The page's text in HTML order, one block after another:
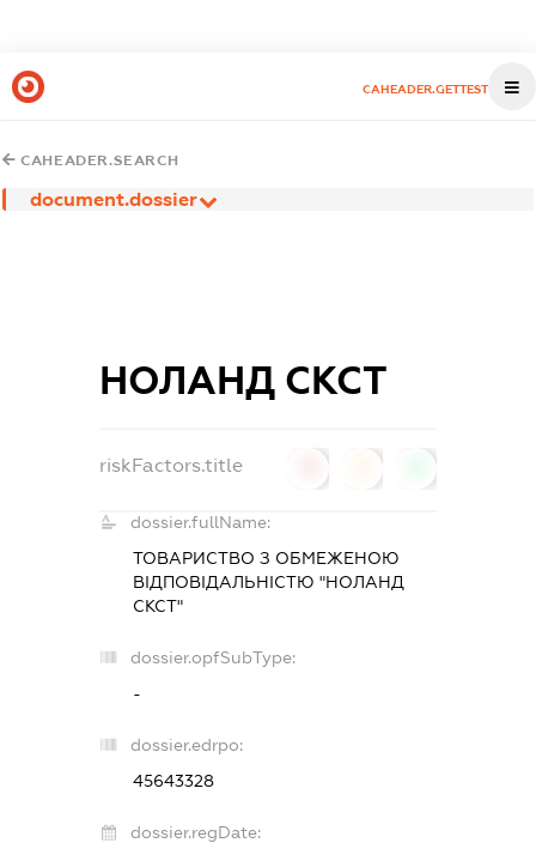
CAHEADER.GETTEST
CAHEADER.SEARCH
document.dossier
НОЛАНД СКСТ
riskFactors.title
dossier.fullName:
ТОВАРИСТВО З ОБМЕЖЕНОЮ
ВІДПОВІДАЛЬНІСТЮ "НОЛАНД
СКСТ"
dossier.opfSubType:
-
dossier.edrpo:
45643328
dossier.regDate: